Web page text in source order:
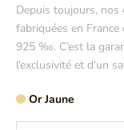
Depuis toujours, nos
fabriquées en
925 ‰. C’est la
l’exclusivité et d’un
Or Jaune